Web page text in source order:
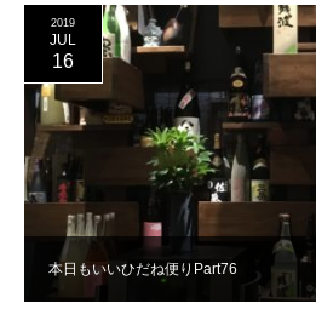
本日もいいひだね便りPart76
2019
JUL
16